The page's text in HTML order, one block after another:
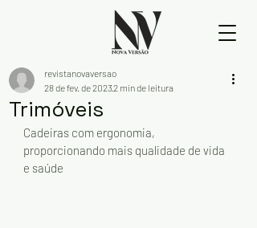
Trimóveis
revistanovaversao
28 de fev. de 20232 min de leitura
Cadeiras com ergonomia,
proporcionando mais qualidade de vida
e saúde